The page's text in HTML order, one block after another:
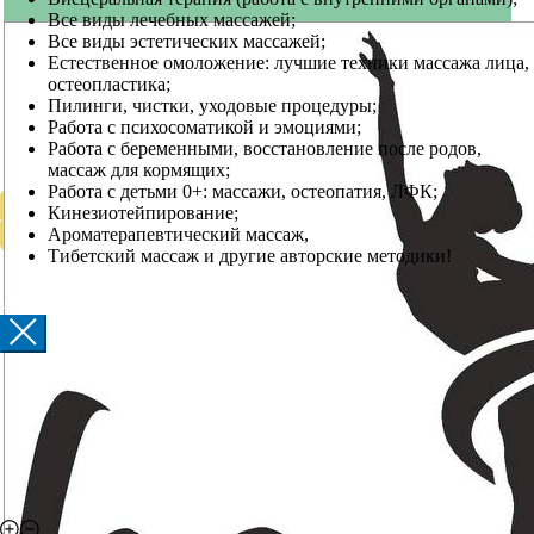
Все виды лечебных массажей;
Все виды эстетических массажей;
Естественное омоложение: лучшие техники массажа лица,
остеопластика;
Пилинги, чистки, уходовые процедуры;
Работа с психосоматикой и эмоциями;
Работа с беременными, восстановление после родов,
массаж для кормящих;
Работа с детьми 0+: массажи, остеопатия, ЛФК;
Кинезиотейпирование;
Ароматерапевтический массаж,
Тибетский массаж и другие авторские методики!